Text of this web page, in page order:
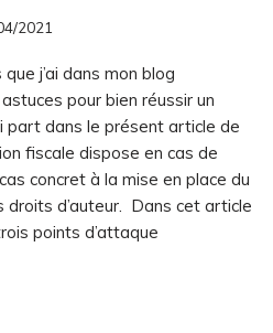
2021
j’ai dans mon blog
pour bien réussir un
part dans le présent article de
fiscale dispose en cas de
concret à la mise en place du
d’auteur. Dans cet article
points d’attaque